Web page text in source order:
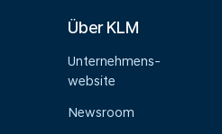
Über KLM
Unternehmens-
website
Newsroom